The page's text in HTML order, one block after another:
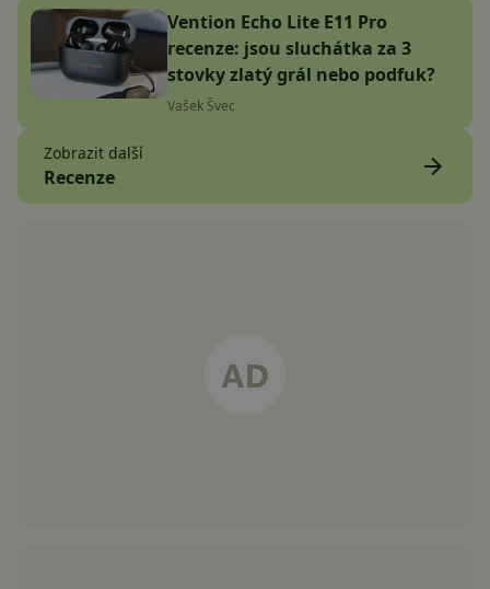
Vention Echo Lite E11 Pro
recenze: jsou sluchátka za 3
stovky zlatý grál nebo podfuk?
Vašek Švec
Zobrazit další
Recenze